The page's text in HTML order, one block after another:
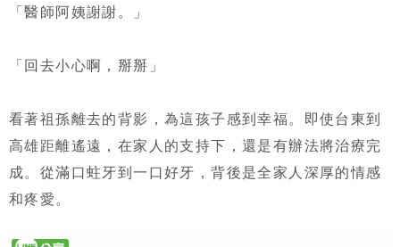
「醫師阿姨謝謝。」
「回去小心啊，掰掰」
看著祖孫離去的背影，為這孩子感到幸福。即使台東到
高雄距離遙遠，在家人的支持下，還是有辦法將治療完
成。從滿口蛀牙到一口好牙，背後是全家人深厚的情感
和疼愛。